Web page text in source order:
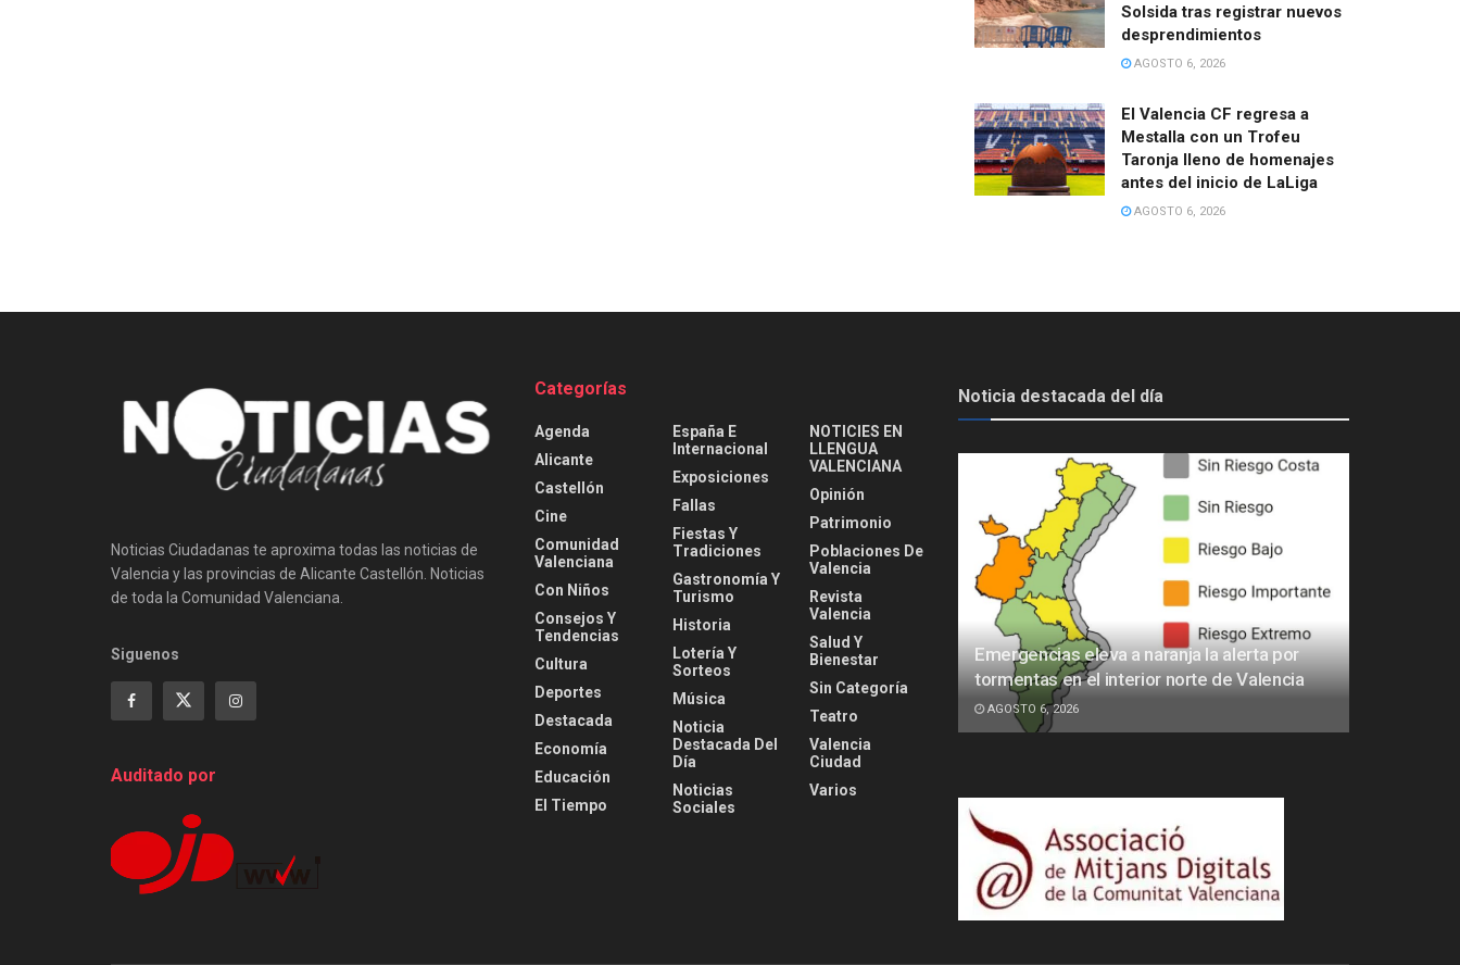
Solsida tras registrar nuevos
desprendimientos
AGOSTO 6, 2026
El Valencia CF regresa a
Mestalla con un Trofeu
Taronja lleno de homenajes
antes del inicio de LaLiga
AGOSTO 6, 2026
Noticias Ciudadanas te aproxima todas las noticias de
Valencia y las provincias de Alicante Castellón. Noticias
de toda la Comunidad Valenciana.
Siguenos
Auditado por
Categorías
Agenda
Alicante
Castellón
Cine
Comunidad
Valenciana
Con Niños
Consejos Y
Tendencias
Cultura
Deportes
Destacada
Economía
Educación
El Tiempo
España E
Internacional
Exposiciones
Fallas
Fiestas Y
Tradiciones
Gastronomía Y
Turismo
Historia
Lotería Y
Sorteos
Música
Noticia
Destacada Del
Día
Noticias
Sociales
NOTICIES EN
LLENGUA
VALENCIANA
Opinión
Patrimonio
Poblaciones De
Valencia
Revista
Valencia
Salud Y
Bienestar
Sin Categoría
Teatro
Valencia
Ciudad
Varios
Noticia destacada del día
Emergencias eleva a naranja la alerta por
tormentas en el interior norte de Valencia
AGOSTO 6, 2026